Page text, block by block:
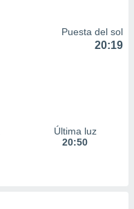
Puesta del sol
20:19
Última luz
20:50